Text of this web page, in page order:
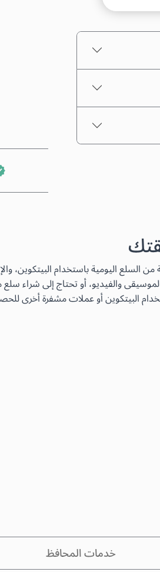
والفيديو، أو تحتاج إلى شراء سلع
البيتكوين أو عملات مشفرة أخرى
خدمات المحافظ